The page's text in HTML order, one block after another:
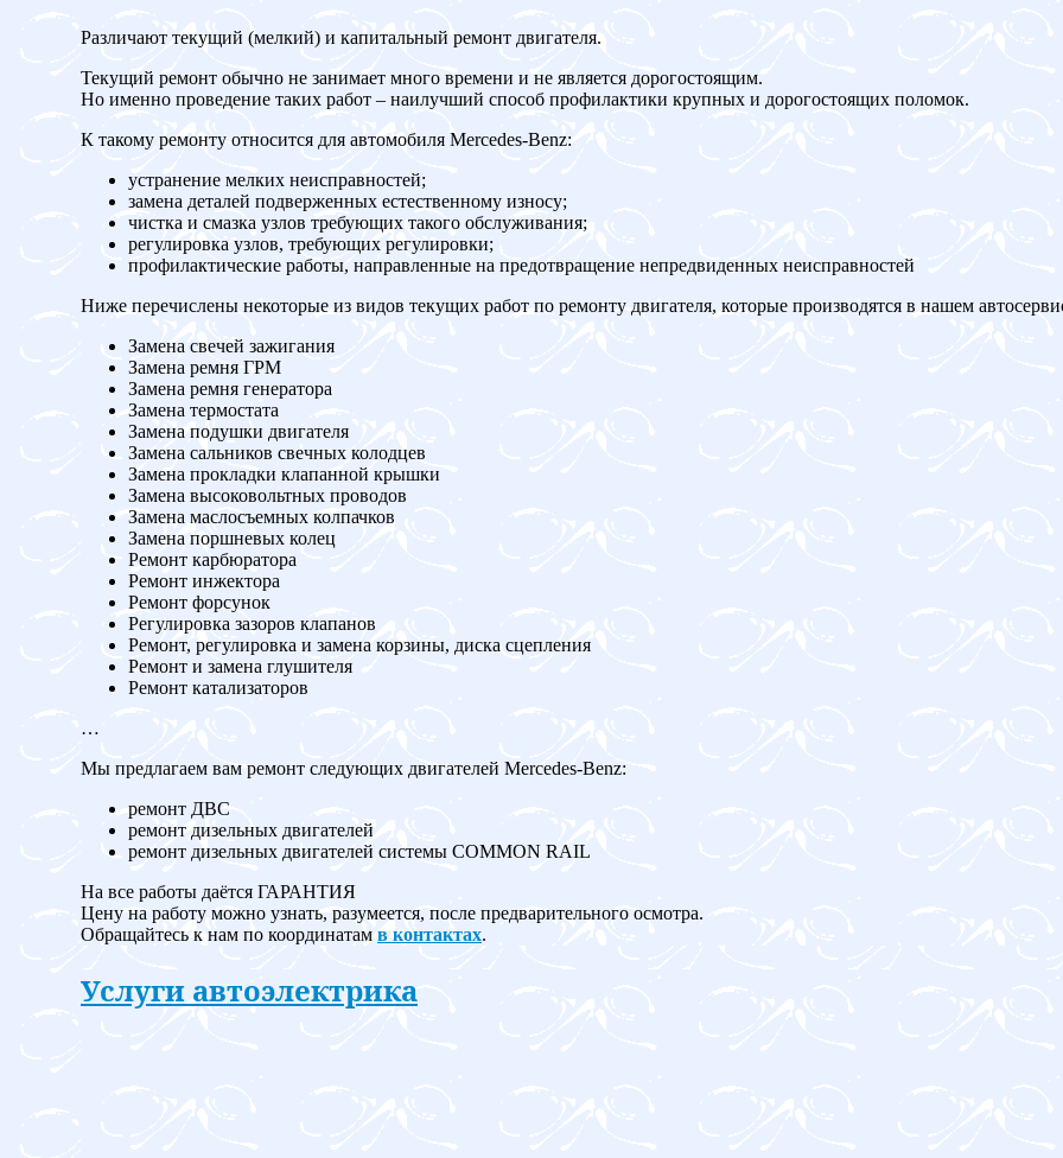
Различают текущий (мелкий) и капитальный ремонт двигателя.
Текущий ремонт обычно не занимает много времени и не является дорогостоящим.
Но именно проведение таких работ – наилучший способ профилактики крупных и дорогостоящих поломок.
К такому ремонту относится для автомобиля Mercedes-Benz:
устранение мелких неисправностей;
замена деталей подверженных естественному износу;
чистка и смазка узлов требующих такого обслуживания;
регулировка узлов, требующих регулировки;
профилактические работы, направленные на предотвращение непредвиденных неисправностей
Ниже перечислены некоторые из видов текущих работ по ремонту двигателя, которые производятся в нашем
Замена свечей зажигания
Замена ремня ГРМ
Замена ремня генератора
Замена термостата
Замена подушки двигателя
Замена сальников свечных колодцев
Замена прокладки клапанной крышки
Замена высоковольтных проводов
Замена маслосъемных колпачков
Замена поршневых колец
Ремонт карбюратора
Ремонт инжектора
Ремонт форсунок
Регулировка зазоров клапанов
Ремонт, регулировка и замена корзины, диска сцепления
Ремонт и замена глушителя
Ремонт катализаторов
…
Мы предлагаем вам ремонт следующих двигателей Mercedes-Benz:
ремонт ДВС
ремонт дизельных двигателей
ремонт дизельных двигателей системы COMMON RAIL
На все работы даётся ГАРАНТИЯ
Цену на работу можно узнать, разумеется, после предварительного осмотра.
Обращайтесь к нам по координатам в контактах.
Услуги автоэлектрика